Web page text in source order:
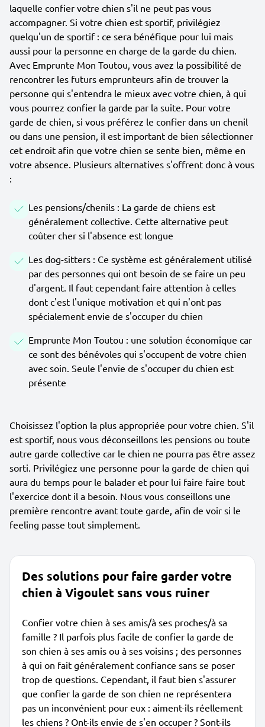
laquelle confier votre chien s'il ne peut pas vous
accompagner. Si votre chien est sportif, privilégiez
quelqu'un de sportif : ce sera bénéfique pour lui mais
aussi pour la personne en charge de la garde du chien.
Avec Emprunte Mon Toutou, vous avez la possibilité de
rencontrer les futurs emprunteurs afin de trouver la
personne qui s'entendra le mieux avec votre chien, à qui
vous pourrez confier la garde par la suite. Pour votre
garde de chien, si vous préférez le confier dans un chenil
ou dans une pension, il est important de bien sélectionner
cet endroit afin que votre chien se sente bien, même en
votre absence. Plusieurs alternatives s'offrent donc à vous
:
Les pensions/chenils : La garde de chiens est
généralement collective. Cette alternative peut
coûter cher si l'absence est longue
Les dog-sitters : Ce système est généralement utilisé
par des personnes qui ont besoin de se faire un peu
d'argent. Il faut cependant faire attention à celles
dont c'est l'unique motivation et qui n'ont pas
spécialement envie de s'occuper du chien
Emprunte Mon Toutou : une solution économique car
ce sont des bénévoles qui s'occupent de votre chien
avec soin. Seule l'envie de s'occuper du chien est
présente
Choisissez l'option la plus appropriée pour votre chien. S'il
est sportif, nous vous déconseillons les pensions ou toute
autre garde collective car le chien ne pourra pas être assez
sorti. Privilégiez une personne pour la garde de chien qui
aura du temps pour le balader et pour lui faire faire tout
l'exercice dont il a besoin. Nous vous conseillons une
première rencontre avant toute garde, afin de voir si le
feeling passe tout simplement.
Des solutions pour faire garder votre
chien à Vigoulet sans vous ruiner
Confier votre chien à ses amis/à ses proches/à sa
famille ? Il parfois plus facile de confier la garde de
son chien à ses amis ou à ses voisins ; des personnes
à qui on fait généralement confiance sans se poser
trop de questions. Cependant, il faut bien s'assurer
que confier la garde de son chien ne représentera
pas un inconvénient pour eux : aiment-ils réellement
les chiens ? Ont-ils envie de s'en occuper ? Sont-ils